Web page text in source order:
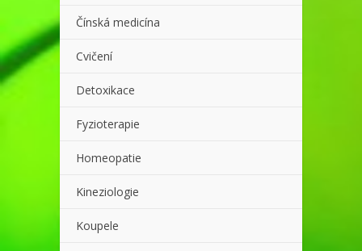
Čínská medicína
Cvičení
Detoxikace
Fyzioterapie
Homeopatie
Kineziologie
Koupele